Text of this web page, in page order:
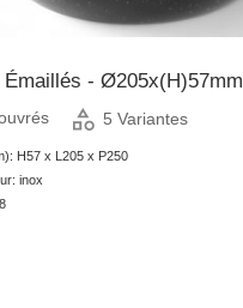
Émaillés - Ø205x(H)57mm
5 Variantes
H57 x L205 x P250
inox